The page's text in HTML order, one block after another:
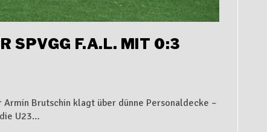
SPVGG F.A.L. MIT 0:3
Brutschin klagt über dünne Personaldecke –
U23…